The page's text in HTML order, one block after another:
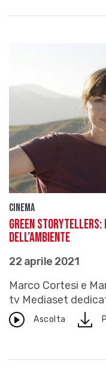
Cinema
Green
dell’ambiente
22 aprile 2021
Marco Cortesi e
tv Mediaset
Ascolta